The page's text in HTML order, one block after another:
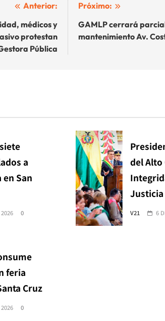
Anterior:
médicos y
protestan
Pública
Próximo:
GAMLP cerrará
mantenimiento Av.
a
San
0
del Alto
Justicia
V21 6
feria
Cruz
0